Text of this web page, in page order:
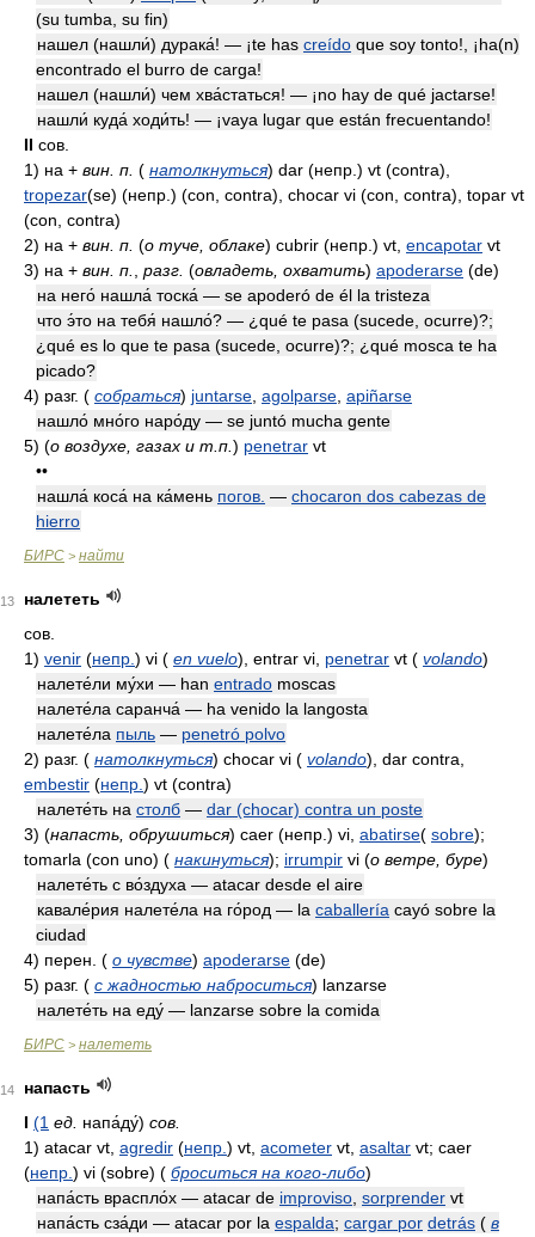
(su tumba, su fin)
нашел (нашли́) дурака́! — ¡te has creído que soy tonto!, ¡ha(n)
encontrado el burro de carga!
нашел (нашли́) чем хва́статься! — ¡no hay de qué jactarse!
нашли́ куда́ ходи́ть! — ¡vaya lugar que están frecuentando!
II сов.
1) на + вин. п. ( натолкнуться) dar (непр.) vt (contra),
tropezar(se) (непр.) (con, contra), chocar vi (con, contra), topar vt
(con, contra)
2) на + вин. п. (о туче, облаке) cubrir (непр.) vt, encapotar vt
3) на + вин. п. разг. (овладеть, охватить) apoderarse (de)
на него́ нашла́ тоска́ — se apoderó de él la tristeza
что э́то на тебя́ нашло́? — ¿qué te pasa (sucede, ocurre)?;
¿qué es lo que te pasa (sucede, ocurre)?; ¿qué mosca te ha
picado?
4) разг. ( собраться) juntarse agolparse apiñarse
нашло́ мно́го наро́ду — se juntó mucha gente
5) (о воздухе, газах и т.п. ) penetrar vt
••
нашла́ коса́ на ка́мень погов. — chocaron dos cabezas de
hierro
БИРС > найти
13
налететь
сов.
1) venir (непр. ) vi ( en vuelo) , entrar vi, penetrar vt ( volando)
налете́ли му́хи — han entrado moscas
налете́ла саранча́ — ha venido la langosta
налете́ла пыль — penetró polvo
2) разг. ( натолкнуться) chocar vi ( volando) , dar contra,
embestir (непр. ) vt (contra)
налете́ть на столб — dar (chocar) contra un poste
3) (напасть, обрушиться) caer (непр.) vi, abatirse( sobre);
tomarla (con uno) ( накинуться); irrumpir vi (о ветре, буре)
налете́ть с во́здуха — atacar desde el aire
кавале́рия налете́ла на го́род — la caballería cayó sobre la
ciudad
4) перен. ( о чувстве) apoderarse (de)
5) разг. ( с жадностью наброситься) lanzarse
налете́ть на еду́ — lanzarse sobre la comida
БИРС > налететь
14
напасть
I (1 ед. напа́ду́) сов.
1) atacar vt, agredir (непр. ) vt, acometer vt, asaltar vt; caer
(непр. ) vi (sobre) ( броситься на кого-либо)
напа́сть враспло́х — atacar de improviso sorprender vt
напа́сть сза́ди — atacar por la espalda; cargar por detrás ( в